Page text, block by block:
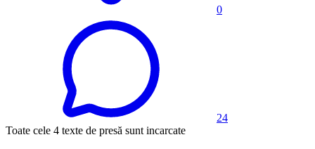
0
24
Toate cele 4 texte de presă sunt incarcate